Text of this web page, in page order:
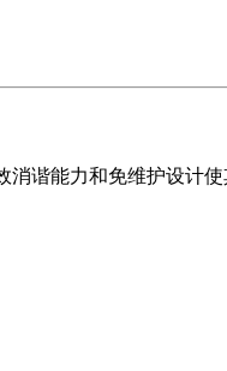
谐能力和免维护设计